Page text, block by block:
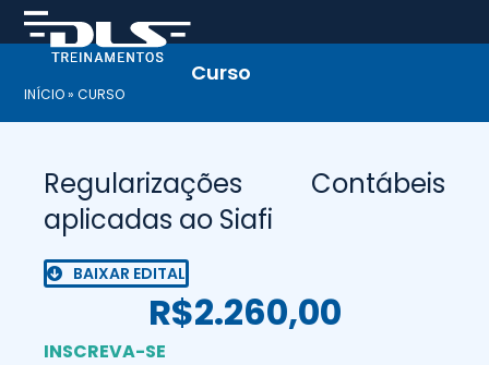
Skip
to
content
Curso
INÍCIO»CURSO
Regularizações Contábeis
aplicadas ao Siafi
BAIXAR EDITAL
R$2.260,00
INSCREVA-SE